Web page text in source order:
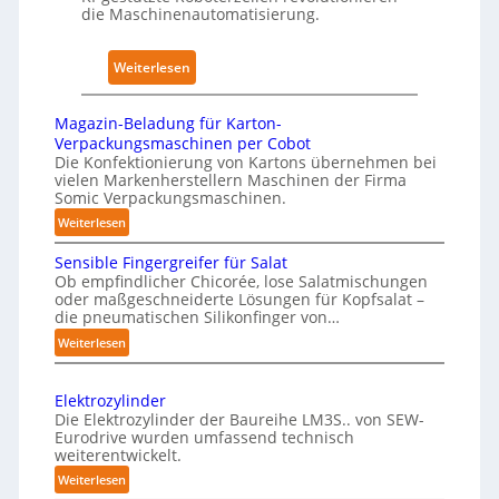
A
h
u
s
i
r
k
u
n
g
e
n
v
n
P
h
y
a
die Maschinenautomatisierung.
Weiterlesen:
K
n
s
t
l
c
h
e
I
t
l
Magazin-Beladung für Karton-
Verpackungsmaschinen per Cobot
Die Konfektionierung von Kartons übernehmen bei
vielen Markenherstellern Maschinen der Firma
Somic Verpackungsmaschinen.
Weiterlesen:
M
a
g
a
z
i
n
-
B
e
l
a
Sensible Fingergreifer für Salat
Ob empfindlicher Chicorée, lose Salatmischungen
oder maßgeschneiderte Lösungen für Kopfsalat –
die pneumatischen Silikonfinger von…
Weiterlesen:
S
n
s
i
b
l
Elektrozylinder
Die Elektrozylinder der Baureihe LM3S.. von SEW-
Eurodrive wurden umfassend technisch
weiterentwickelt.
Weiterlesen: